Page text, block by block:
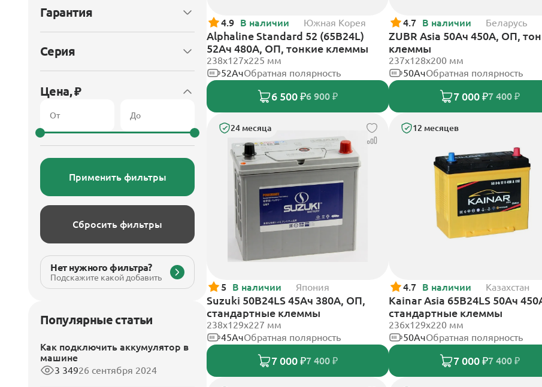
Гарантия
Серия
Цена, ₽
Применить фильтры
Сбросить фильтры
Нет нужного фильтра?
Подскажите какой добавить
Популярные статьи
Как подключить аккумулятор в
машине
3 34926 сентября 2024
4.9 В наличии Южная Корея
Alphaline Standard 52 (65B24L)
52Ач 480А, ОП, тонкие клеммы
238x127х225 мм
52АчОбратная полярность
6 500 ₽6 900 ₽
4.7 В наличии Беларусь
ZUBR Asia 50Ач 450А, ОП,
клеммы
237x128x200 мм
50АчОбратная полярность
7 000 ₽7 400 ₽
24 месяца
5 В наличии Япония
Suzuki 50B24LS 45Ач 380А, ОП,
стандартные клеммы
238х129х227 мм
45АчОбратная полярность
7 000 ₽7 400 ₽
12 месяцев
4.7 В наличии Казахстан
Kainar Asia 65B24LS 50Ач
стандартные клеммы
236х129х220 мм
50АчОбратная полярность
7 000 ₽7 400 ₽